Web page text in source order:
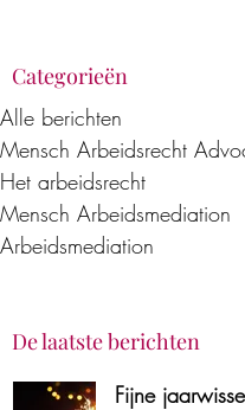
Categorieën
Alle berichten
Mensch Arbeidsrecht
Het arbeidsrecht
Mensch Arbeidsmediation
Arbeidsmediation
Fijne
De laatste berichten